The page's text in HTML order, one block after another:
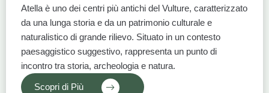
Atella è uno dei centri più antichi del Vulture, caratterizzato
da una lunga storia e da un patrimonio culturale e
naturalistico di grande rilievo. Situato in un contesto
paesaggistico suggestivo, rappresenta un punto di
incontro tra storia, archeologia e natura.
Scopri di Più